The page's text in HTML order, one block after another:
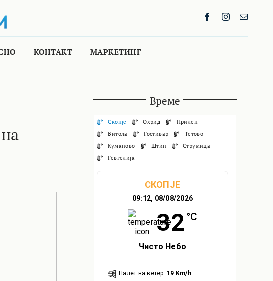
КОНТАКТ МАРКЕТИНГ
Време
Скопје Охрид
Прилеп
Битола
Гостивар
Тетово
Куманово
Штип
Струмица
Гевгелија
СКОПЈЕ
09:12, 08/08/2026
32 °C
Чисто Небо
Налет на ветер: 19 Km/h